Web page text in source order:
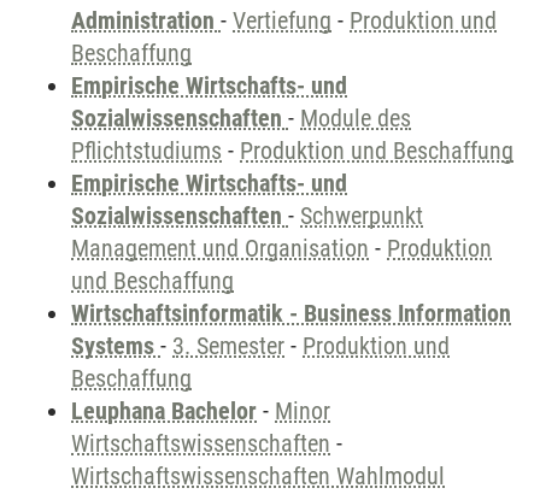
Administration - Vertiefung - Produktion und
Beschaffung
Empirische Wirtschafts- und
Sozialwissenschaften - Module des
Pflichtstudiums - Produktion und Beschaffung
Empirische Wirtschafts- und
Sozialwissenschaften - Schwerpunkt
Management und Organisation - Produktion
und Beschaffung
Wirtschaftsinformatik - Business Information
Systems - 3. Semester - Produktion und
Beschaffung
Leuphana Bachelor - Minor
Wirtschaftswissenschaften -
Wirtschaftswissenschaften Wahlmodul